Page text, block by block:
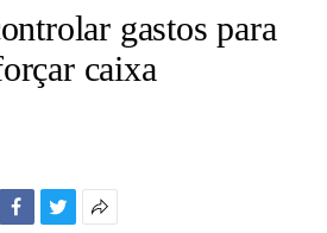
gastos para
caixa